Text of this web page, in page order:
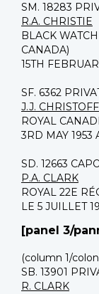
SM. 18283
R.A. CHRISTIE
BLACK
CANADA)
15TH
SF. 6362
J.J. CHRISTOFF
ROYAL
3RD MAY 1953
SD. 12663
P.A. CLARK
ROYAL 22E
LE 5 JUILLET
[panel 3/
(column 1/
SB. 13901
R. CLARK